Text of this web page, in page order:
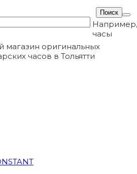
Например,
часы
магазин оригинальных
часов в Тольятти